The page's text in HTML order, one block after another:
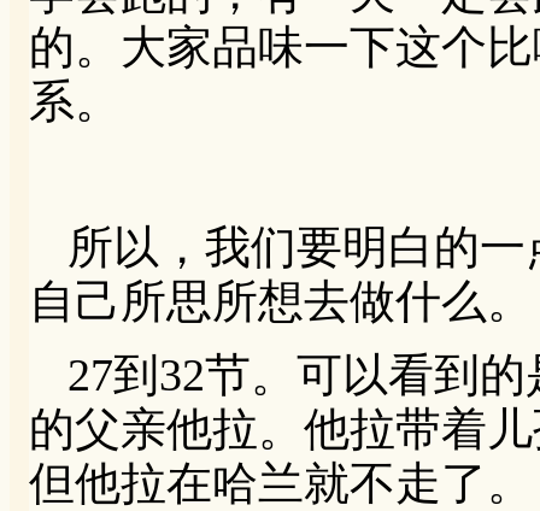
的。大家品味一下这个
系。
所以，我们要明白的
自己所思所想去做什么。
27到32节。可以看到
的父亲他拉。他拉带着
但他拉在哈兰就不走了